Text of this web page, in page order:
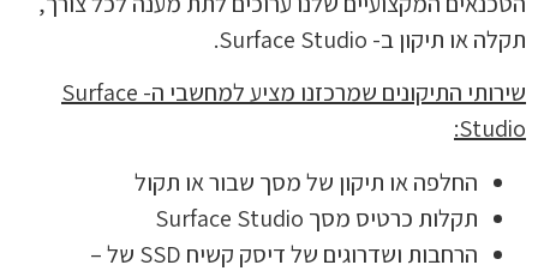
תקלה או תיקון ב- Surface Studio.
שירותי התיקונים שמרכזנו מציע למחשבי ה- Surface
Studio
:
החלפה או תיקון של מסך שבור או תקול
תקלות כרטיס מסך Surface Studio
הרחבות ושדרוגים של דיסק קשיח SSD של –